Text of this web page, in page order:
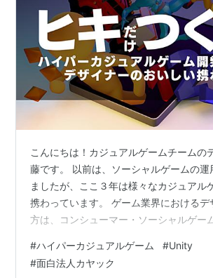
こんにちは！カジュアルゲームチームの
藤です。 以前は、ソーシャルゲームの運
ましたが、ここ３年は様々なカジュアル
携わっています。 ゲーム業界におけるデ
方は、コンシューマー・ソーシャルゲー
回りは業界的には少なく、よく何をして
かれます。 今回は「ハイパーカジュアル
#ハイパーカジュアルゲーム #Unity
#面白法人カヤック